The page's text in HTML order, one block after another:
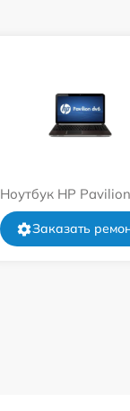
Ноутбук HP
Заказать